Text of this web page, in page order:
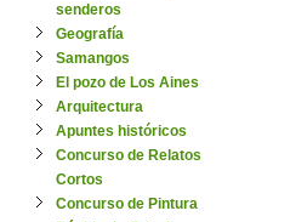
senderos
Geografía
Samangos
El pozo de Los Aines
Arquitectura
Apuntes históricos
Concurso de Relatos
Cortos
Concurso de Pintura